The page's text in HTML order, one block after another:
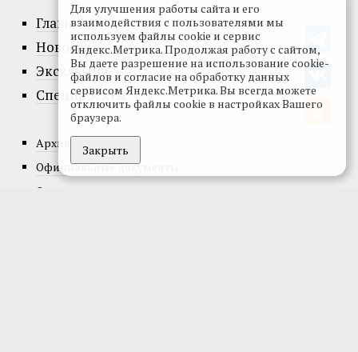
Главное
Новости
Эксклюзив
Спецпроекты
Архив номеров
Официальные документы
О проекте
Для улучшения работы сайта и его
взаимодействия с пользователями мы
используем файлы cookie и сервис
Яндекс.Метрика. Продолжая работу с сайтом,
Вы даете разрешение на использование cookie-
файлов и согласие на обработку данных
сервисом Яндекс.Метрика. Вы всегда можете
отключить файлы cookie в настройках Вашего
браузера.
Закрыть